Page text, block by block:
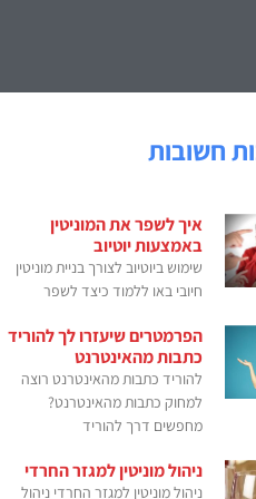
חשובות
איך לשפר את המוניטין
באמצעות יוטיוב
שימוש ביוטיוב לצורך בניית מוניטין
חיובי באו ללמוד כיצד לשפר
הפרמטרים שיעזרו לך להוריד
כתבות מהאינטרנט
להוריד כתבות מהאינטרנט רוצה
למחוק כתבות מהאינטרנט?
מחפשים דרך להוריד
ניהול מוניטין למגזר החרדי
ניהול מוניטין למגזר החרדי ניהול